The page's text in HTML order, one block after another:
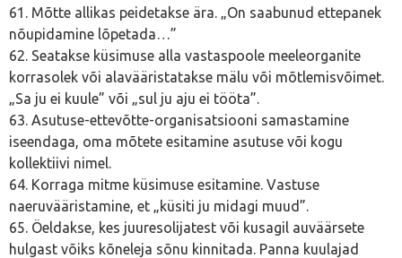
61. Mõtte allikas peidetakse ära. „On saabunud ettepanek
nõupidamine lõpetada…”
62. Seatakse küsimuse alla vastaspoole meeleorganite
korrasolek või alavääristatakse mälu või mõtlemisvõimet.
„Sa ju ei kuule” või „sul ju aju ei tööta”.
63. Asutuse-ettevõtte-organisatsiooni samastamine
iseendaga, oma mõtete esitamine asutuse või kogu
kollektiivi nimel.
64. Korraga mitme küsimuse esitamine. Vastuse
naeruvääristamine, et „küsiti ju midagi muud”.
65. Öeldakse, kes juuresolijatest või kusagil auväärsete
hulgast võiks kõneleja sõnu kinnitada. Panna kuulajad